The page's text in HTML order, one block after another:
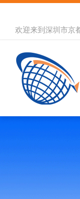
欢迎来到深圳市京